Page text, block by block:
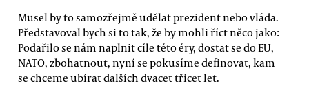
Musel by to samozřejmě udělat prezident nebo vláda.
Představoval bych si to tak, že by mohli říct něco jako:
Podařilo se nám naplnit cíle této éry, dostat se do EU,
NATO, zbohatnout, nyní se pokusíme definovat, kam
se chceme ubírat dalších dvacet třicet let.